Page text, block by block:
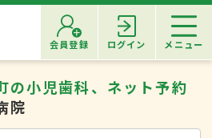
会員登録 ログイン メニュー
の小児歯科、ネット予約
院